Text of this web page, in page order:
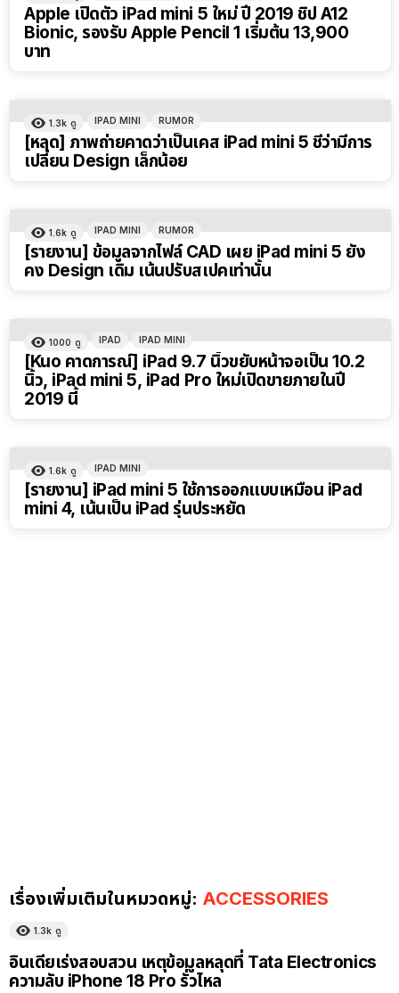
Apple เปิดตัว iPad mini 5 ใหม่ ปี 2019 ชิป A12
Bionic, รองรับ Apple Pencil 1 เริ่มต้น 13,900
บาท
1.3k ดู IPAD MINI RUMOR
[หลุด] ภาพถ่ายคาดว่าเป็นเคส iPad mini 5 ชี้ว่ามีการ
เปลี่ยน Design เล็กน้อย
1.6k ดู IPAD MINI RUMOR
[รายงาน] ข้อมูลจากไฟล์ CAD เผย iPad mini 5 ยัง
คง Design เดิม เน้นปรับสเปคเท่านั้น
1000 ดู IPAD IPAD MINI
[Kuo คาดการณ์] iPad 9.7 นิ้วขยับหน้าจอเป็น 10.2
นิ้ว, iPad mini 5, iPad Pro ใหม่เปิดขายภายในปี
2019 นี้
1.6k ดู IPAD MINI
[รายงาน] iPad mini 5 ใช้การออกแบบเหมือน iPad
mini 4, เน้นเป็น iPad รุ่นประหยัด
เรื่องเพิ่มเติมในหมวดหมู่: ACCESSORIES
1.3k ดู
อินเดียเร่งสอบสวน เหตุข้อมูลหลุดที่ Tata Electronics
ความลับ iPhone 18 Pro รั่วไหล